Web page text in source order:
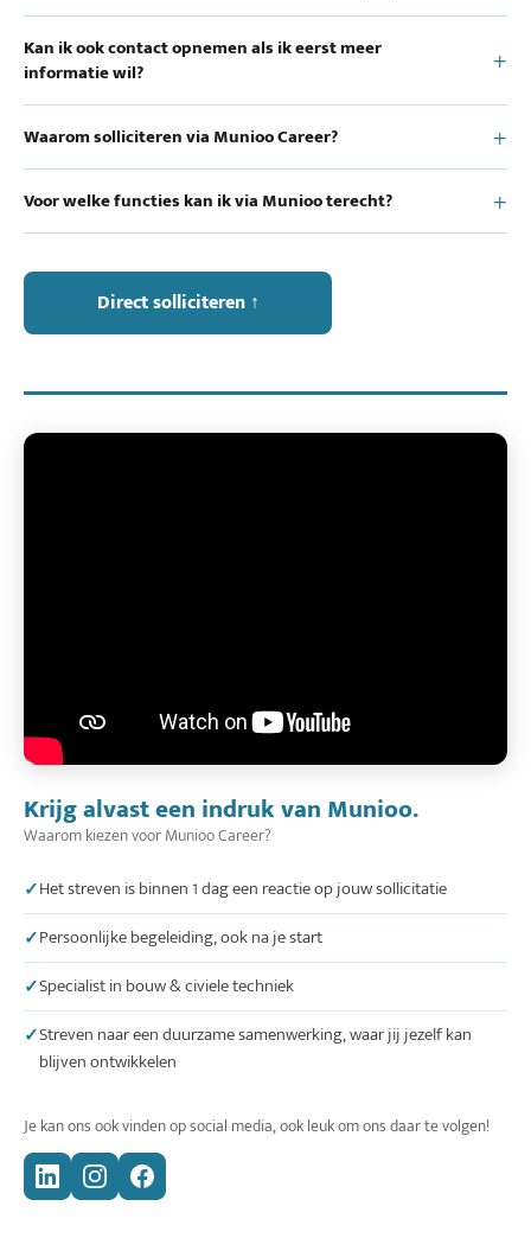
Kan ik ook contact opnemen als ik eerst meer
informatie wil?
Waarom solliciteren via Munioo Career?
Voor welke functies kan ik via Munioo terecht?
Direct solliciteren ↑
Krijg alvast een indruk van Munioo.
Waarom kiezen voor Munioo Career?
Het streven is binnen 1 dag een reactie op jouw sollicitatie
Persoonlijke begeleiding, ook na je start
Specialist in bouw & civiele techniek
Streven naar een duurzame samenwerking, waar jij jezelf kan
blijven ontwikkelen
Je kan ons ook vinden op social media, ook leuk om ons daar te volgen!